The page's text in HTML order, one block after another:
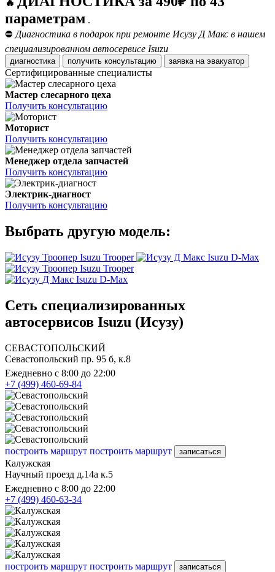
🔥
параметрам .
⛔ Диагностика в подарок при ремонте Исузу Д Макс в нашем
специализированном автосервисе Isuzu
диагностика получить консультацию заявка на эвакуатор
Сертифицированные специалисты
Мастер слесарного цеха
Получить консультацию
Моторист
Получить консультацию
Менеджер отдела запчастей
Получить консультацию
Электрик-диагност
Получить консультацию
Выбрать другую модель:
Isuzu Trooper
Isuzu D-Max
Isuzu Trooper
Isuzu D-Max
Сеть специализированных
автосервисов Isuzu (Исузу)
СЕВАСТОПОЛЬСКИЙ
Севастопольский пр. 95 б, к.8
Ежедневно с 8:00 до 22:00
+7 (499) 460-69-84
построить маршрут построить маршрут записаться
Калужская
Научный проезд д.14а к.5
Ежедневно с 8:00 до 22:00
+7 (499) 460-63-34
построить маршрут построить маршрут записаться